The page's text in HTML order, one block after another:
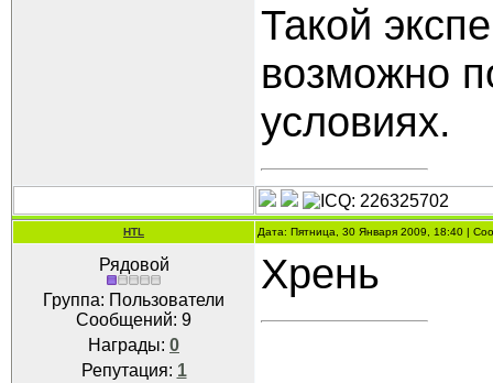
Такой
возможно
условиях.
HTL Дата: Пятница, 30 Января 2009, 18:40 |
Рядовой
Группа: Пользователи
Сообщений: 9
Награды: 0
Репутация: 1
Хрень